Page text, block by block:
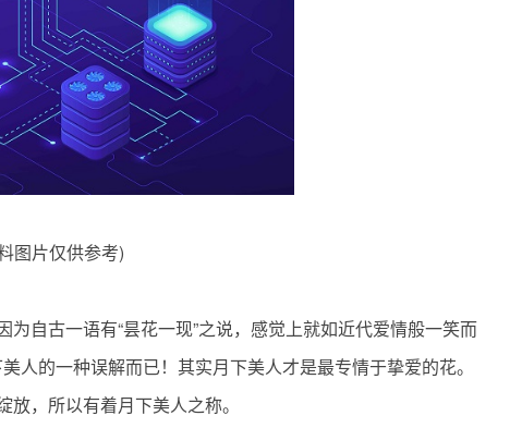
图片仅供参考)
自古一语有“昙花一现”之说，感觉上就如近代爱情般一笑而
人的一种误解而已！其实月下美人才是最专情于挚爱的花。
，所以有着月下美人之称。